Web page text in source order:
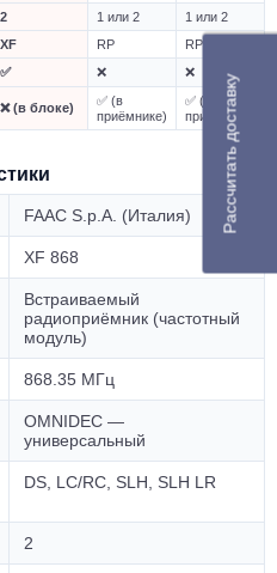
2 1 или 2
1 или 2
XF RP
RP
✅ ❌
❌
❌ (в блоке)
✅ (в
приёмнике)
✅ (в
приёмнике)
FAAC S.p.A. (Италия)
XF 868
Встраиваемый
радиоприёмник (частотный
модуль)
868.35 МГц
OMNIDEC —
универсальный
DS, LC/RC, SLH, SLH LR
2
Рассчитать доставку